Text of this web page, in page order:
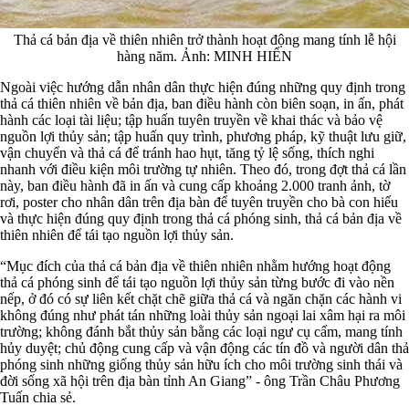
Thả cá bản địa về thiên nhiên trở thành hoạt động mang tính lễ hội
hàng năm. Ảnh: MINH HIỂN
Ngoài việc hướng dẫn nhân dân thực hiện đúng những quy định trong
thả cá thiên nhiên về bản địa, ban điều hành còn biên soạn, in ấn, phát
hành các loại tài liệu; tập huấn tuyên truyền về khai thác và bảo vệ
nguồn lợi thủy sản; tập huấn quy trình, phương pháp, kỹ thuật lưu giữ,
vận chuyển và thả cá để tránh hao hụt, tăng tỷ lệ sống, thích nghi
nhanh với điều kiện môi trường tự nhiên. Theo đó, trong đợt thả cá lần
này, ban điều hành đã in ấn và cung cấp khoảng 2.000 tranh ảnh, tờ
rơi, poster cho nhân dân trên địa bàn để tuyên truyền cho bà con hiểu
và thực hiện đúng quy định trong thả cá phóng sinh, thả cá bản địa về
thiên nhiên để tái tạo nguồn lợi thủy sản.
“Mục đích của thả cá bản địa về thiên nhiên nhằm hướng hoạt động
thả cá phóng sinh để tái tạo nguồn lợi thủy sản từng bước đi vào nền
nếp, ở đó có sự liên kết chặt chẽ giữa thả cá và ngăn chặn các hành vi
không đúng như phát tán những loài thủy sản ngoại lai xâm hại ra môi
trường; không đánh bắt thủy sản bằng các loại ngư cụ cấm, mang tính
hủy duyệt; chủ động cung cấp và vận động các tín đồ và người dân thả
phóng sinh những giống thủy sản hữu ích cho môi trường sinh thái và
đời sống xã hội trên địa bàn tỉnh An Giang” - ông Trần Châu Phương
Tuấn chia sẻ.